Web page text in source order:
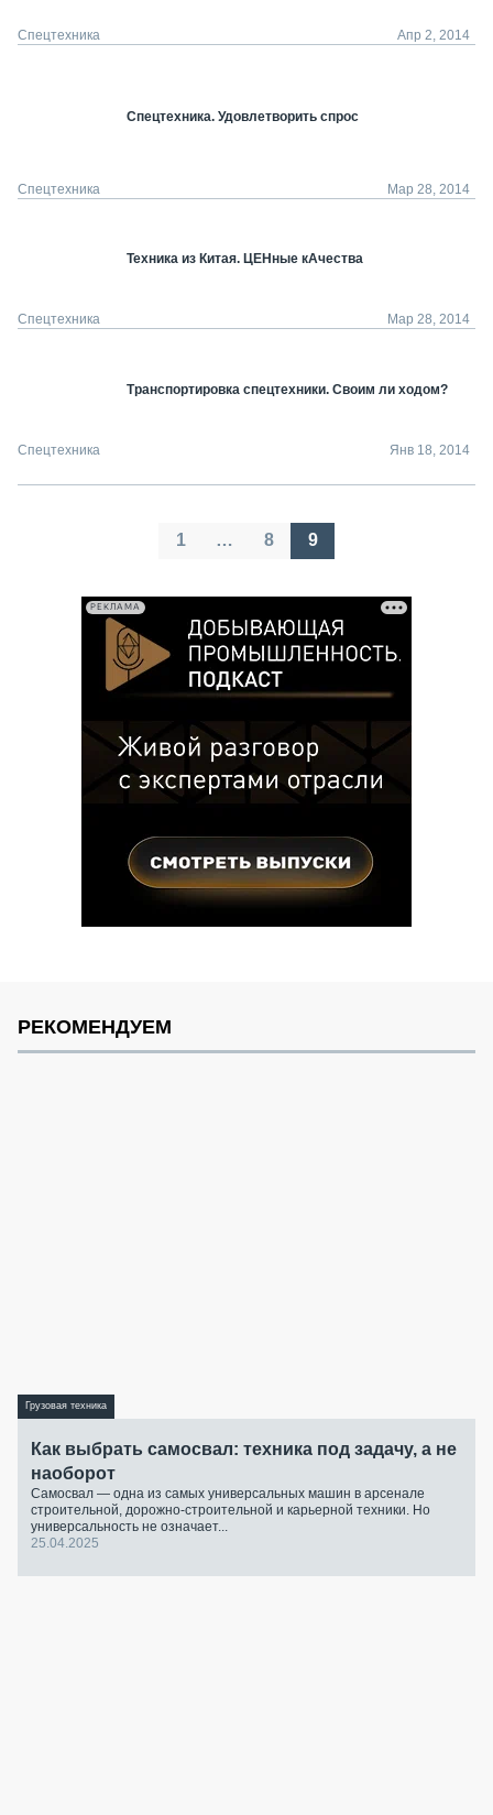
Спецтехника Апр 2, 2014
Спецтехника. Удовлетворить спрос
Спецтехника Мар 28, 2014
Техника из Китая. ЦЕНные кАчества
Спецтехника Мар 28, 2014
Транспортировка спецтехники. Своим ли ходом?
Спецтехника Янв 18, 2014
Пагинация
1 … 8 9
РЕКЛАМА
РЕКОМЕНДУЕМ
Грузовая техника
Как выбрать самосвал: техника под задачу, а не
наоборот
Самосвал — одна из самых универсальных машин в арсенале
строительной, дорожно-строительной и карьерной техники. Но
универсальность не означает...
25.04.2025